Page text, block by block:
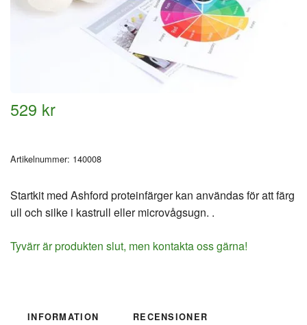
529 kr
Artikelnummer: 140008
Startkit med Ashford proteinfärger kan användas för att färg
ull och silke i kastrull eller microvågsugn. .
Tyvärr är produkten slut, men kontakta oss gärna!
INFORMATION RECENSIONER